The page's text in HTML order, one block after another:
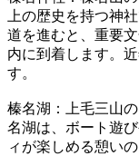
上の歴史を持つ神
道を進むと、重要
内に到着します。
す。
榛名湖：上毛三山
名湖は、ボート遊
ィが楽しめる憩い